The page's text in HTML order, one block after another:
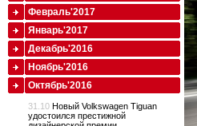
Февраль'2017
Январь'2017
Декабрь'2016
Ноябрь'2016
Октябрь'2016
31.10 Новый Volkswagen Tiguan
удостоился престижной